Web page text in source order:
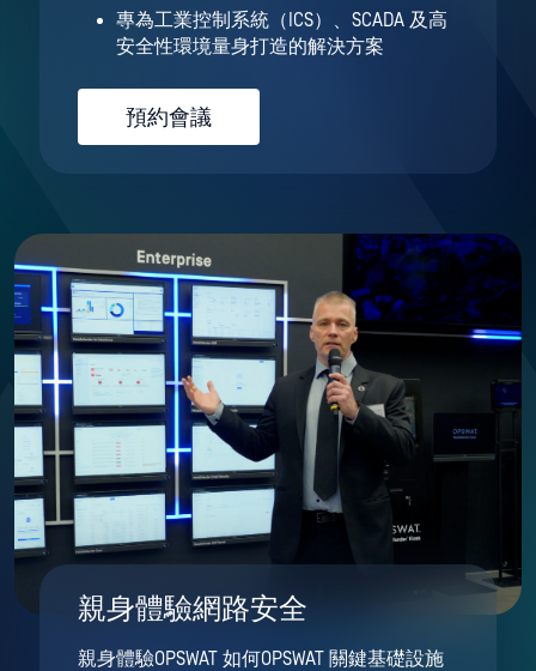
專為工業控制系統（ICS）、SCADA 及高
安全性環境量身打造的解決方案
預約會議
親身體驗網路安全
親身體驗OPSWAT 如何OPSWAT 關鍵基礎設施